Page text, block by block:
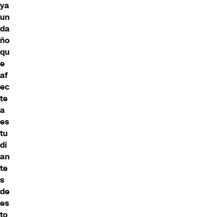
ya
un
da
ño
qu
e
af
ec
te
a
es
tu
di
an
te
s
de
es
to